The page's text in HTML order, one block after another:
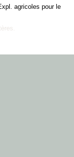
agricoles pour le